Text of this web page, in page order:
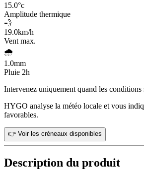
15.0°c
Amplitude thermique
💨
19.0km/h
Vent max.
🌧️
1.0mm
Pluie 2h
Intervenez uniquement quand les conditions
HYGO analyse la météo locale et vous
favorables.
👉 Voir les créneaux disponibles
Description du produit